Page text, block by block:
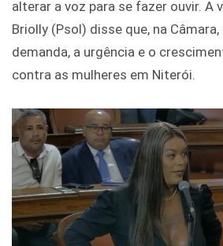
alterar a voz para se fazer ouvir. A
Briolly (Psol) disse que, na
demanda, a urgência e o
contra as mulheres em Niterói.